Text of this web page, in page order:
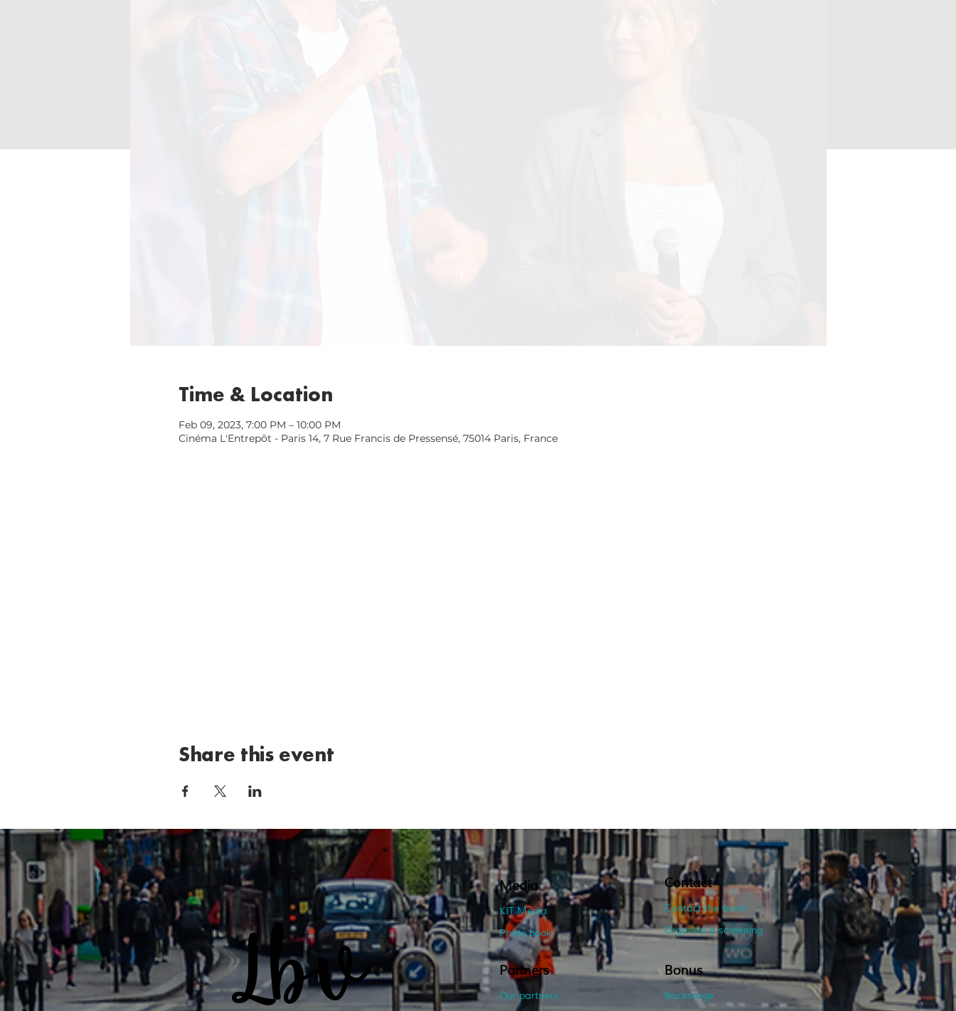
Time & Location
Feb 09, 2023, 7:00 PM – 10:00 PM
Cinéma L'Entrepôt - Paris 14, 7 Rue Francis de Pressensé, 75014 Paris, France
Share this event
Lbv
Media
KIT Media
Photo book
Partners
Our partners
Contact
Contact the team
Organize a screening
Bonus
Backstage